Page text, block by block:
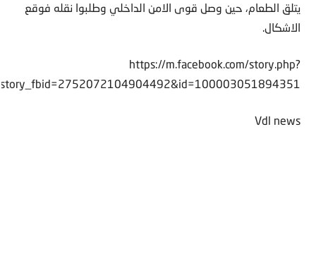
يتلق الطعام، حين وصل قوى الامن الداخلي وطلبوا نقله فوقع
الاشكال.
https://m.facebook.com/story.php?
story_fbid=2752072104904492&id=100003051894351
Vdl news